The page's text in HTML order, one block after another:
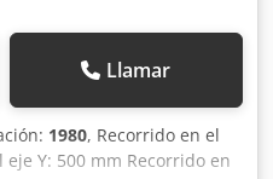
Llamar
1980, Recorrido en el
Y: 500 mm Recorrido en